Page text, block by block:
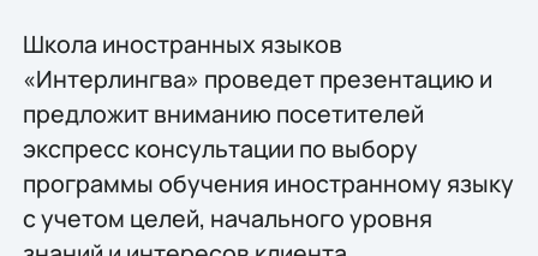
Школа иностранных языков
«Интерлингва» проведет презентацию и
предложит вниманию посетителей
экспресс консультации по выбору
программы обучения иностранному языку
с учетом целей, начального уровня